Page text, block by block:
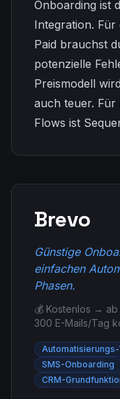
Onboarding ist
Integration.
Paid brauchst
potenzielle
Preismodell
auch teuer.
Flows ist
Brevo
Günstige
einfachen
Phasen.
💰 Kostenlos →
300 E-Mails/Tag
SMS-Onboarding
CRM-